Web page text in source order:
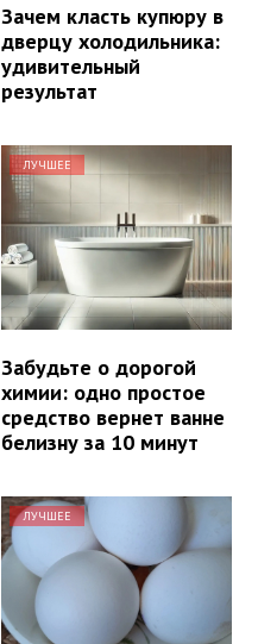
Зачем класть купюру в
дверцу холодильника:
удивительный
результат
ЛУЧШЕЕ
Забудьте о дорогой
химии: одно простое
средство вернет ванне
белизну за 10 минут
ЛУЧШЕЕ